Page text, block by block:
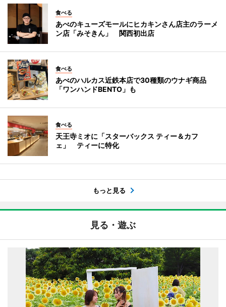
食べる
あべのキューズモールにヒカキンさん店主のラーメ
ン店「みそきん」 関西初出店
食べる
あべのハルカス近鉄本店で30種類のウナギ商品
「ワンハンドBENTO」も
食べる
天王寺ミオに「スターバックス ティー＆カフ
ェ」 ティーに特化
もっと見る
見る・遊ぶ